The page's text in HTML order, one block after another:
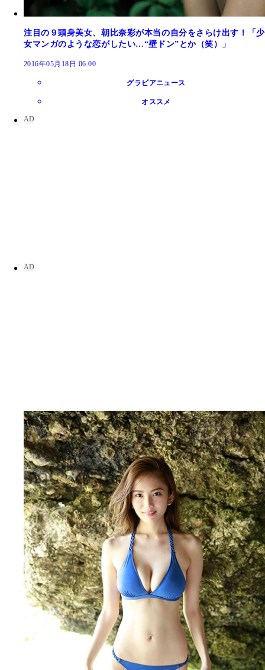
注目の９頭身美女、朝比奈彩が本当の自分をさらけ出す！「少
女マンガのような恋がしたい…“壁ドン”とか（笑）」
2016年05月18日 06:00
グラビアニュース
オススメ